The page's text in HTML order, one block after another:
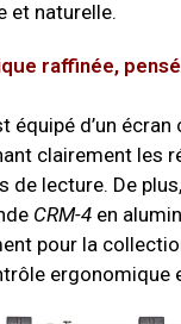
et naturelle.
raffinée,
équipé d’un
clairement les
de lecture. De
CRM-4 en
pour la
ergonomique